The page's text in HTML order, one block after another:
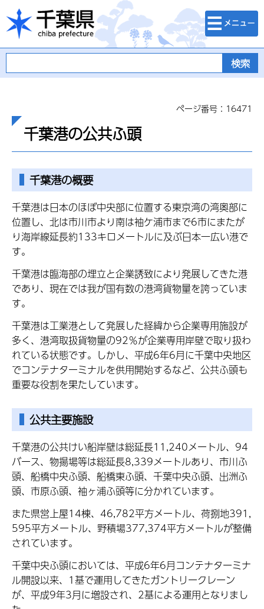
千葉県
検索・メニュ
ー
ページ番号：16471
千葉港の公共ふ頭
千葉港の概要
千葉港は日本のほぼ中央部に位置する東京湾の湾奥部に
位置し、北は市川市より南は袖ケ浦市まで6市にまたが
り海岸線延長約133キロメートルに及ぶ日本一広い港で
す。
千葉港は臨海部の埋立と企業誘致により発展してきた港
であり、現在では我が国有数の港湾貨物量を誇っていま
す。
千葉港は工業港として発展した経緯から企業専用施設が
多く、港湾取扱貨物量の92％が企業専用岸壁で取り扱わ
れている状態です。しかし、平成6年6月に千葉中央地区
でコンテナターミナルを供用開始するなど、公共ふ頭も
重要な役割を果たしています。
公共主要施設
千葉港の公共けい船岸壁は総延長11,240メートル、94
バース、物揚場等は総延長8,339メートルあり、市川ふ
頭、船橋中央ふ頭、船橋東ふ頭、千葉中央ふ頭、出洲ふ
頭、市原ふ頭、袖ヶ浦ふ頭等に分かれています。
また県営上屋14棟、46,782平方メートル、荷捌地391,
595平方メートル、野積場377,374平方メートルが整備
されています。
千葉中央ふ頭においては、平成6年6月コンテナターミナ
ル開設以来、1基で運用してきたガントリークレーン
が、平成9年3月に増設され、2基による運用となりまし